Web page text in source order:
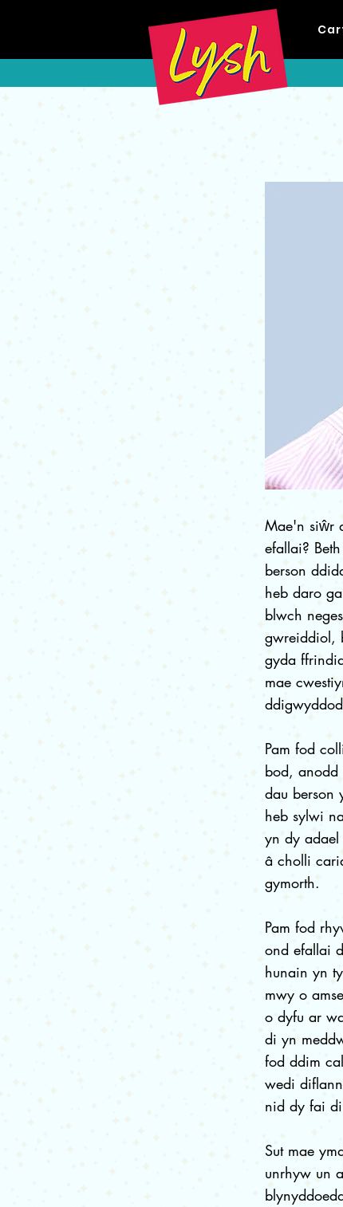
Mae'n siŵr
efallai?
berson
heb daro
blwch
gwreiddiol,
gyda
mae
Pam fod
bod,
dau berson
heb sylwi
yn dy
â cholli
gymorth.
Pam fod
ond efallai
hunain yn
mwy o
o dyfu ar
di yn
fod ddim
wedi
nid dy fai
Sut mae
unrhyw un